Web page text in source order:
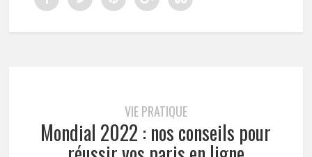
VIE PRATIQUE
Mondial 2022 : nos conseils pour